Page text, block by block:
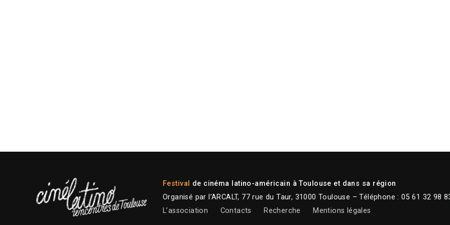
Festival de cinéma latino-américain à Toulouse et dans sa région
Organisé par l’ARCALT, 77 rue du Taur, 31000 Toulouse – Téléphone : 05 61 32 98
L’association
Contacts Recherche Mentions légales